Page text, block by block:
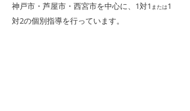
​神戸市・芦屋市・西宮市を中心に、1対1 または1
対2の個別指導を行っています。